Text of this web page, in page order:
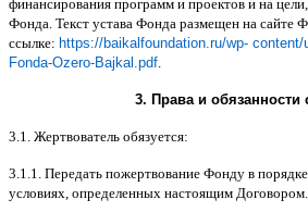
финансирования программ и проектов и на цели
Фонда Текст устава Фонда размещен на сайте
ссылке: https://baikalfoundation.ru/wp-
Fonda-Ozero-Bajkal.pdf
3. Права и обязанности
3.1. Жертвователь обязуется:
3.1.1. Передать пожертвование Фонду в
условиях определенных настоящим Договором